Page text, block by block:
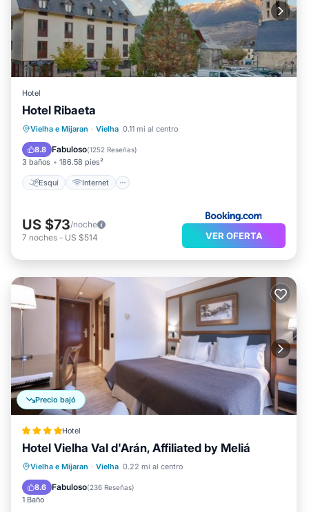
Hotel
Hotel Ribaeta
Vielha e Mijaran · Vielha 0.11 mi al centro
8.8 Fabuloso(1252 Reseñas)
3 baños 186.58 pies²
Esquí Internet
Esquí
Internet
Se admiten mascotas
US $73/noche
7 noches - US $514 VER OFERTA
Precio bajó
Hotel
Hotel Vielha Val d'Arán, Affiliated by Meliá
Vielha e Mijaran · Vielha 0.22 mi al centro
8.6 Fabuloso(236 Reseñas)
1 Baño
Desayuno Aparcamiento
Spa